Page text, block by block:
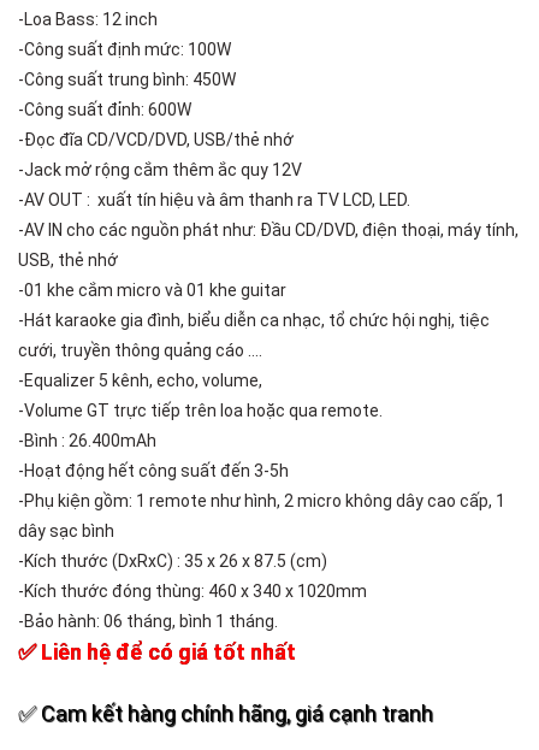
-Loa Bass: 12 inch
-Công suất định mức: 100W
-Công suất trung bình: 450W
-Công suất đỉnh: 600W
-Đọc đĩa CD/VCD/DVD, USB/thẻ nhớ
-Jack mở rộng cắm thêm ắc quy 12V
-AV OUT : xuất tín hiệu và âm thanh ra TV LCD, LED.
-AV IN cho các nguồn phát như: Đầu CD/DVD, điện thoại, máy tính,
USB, thẻ nhớ
-01 khe cắm micro và 01 khe guitar
-Hát karaoke gia đình, biểu diễn ca nhạc, tổ chức hội nghị, tiệc
cưới, truyền thông quảng cáo ….
-Equalizer 5 kênh, echo, volume,
-Volume GT trực tiếp trên loa hoặc qua remote.
-Bình : 26.400mAh
-Hoạt động hết công suất đến 3-5h
-Phụ kiện gồm: 1 remote như hình, 2 micro không dây cao cấp, 1
dây sạc bình
-Kích thước (DxRxC) : 35 x 26 x 87.5 (cm)
-Kích thước đóng thùng: 460 x 340 x 1020mm
-Bảo hành: 06 tháng, bình 1 tháng.
✅ Liên hệ để có giá tốt nhất
✅ Cam kết hàng chính hãng, giá cạnh tranh